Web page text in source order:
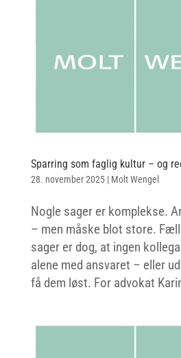
Sparring som faglig kultur – og
28. november 2025| Molt Wengel
Nogle sager er komplekse.
– men måske blot store.
sager er dog, at ingen
alene med ansvaret – eller
få dem løst. For advokat